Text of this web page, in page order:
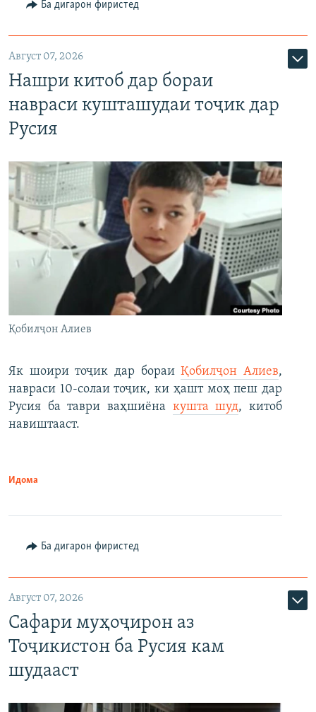
Ба дигарон фиристед
Август 07, 2026
Нашри китоб дар бораи
навраси кушташудаи тоҷик дар
Русия
Қобилҷон Алиев
Як шоири тоҷик дар бораиҚобилҷон Алиев,
навраси 10-солаи тоҷик, ки ҳашт моҳ пеш дар
Русия ба таври ваҳшиёна кушта шуд, китоб
навиштааст.
Идома
Ба дигарон фиристед
Август 07, 2026
Сафари муҳоҷирон аз
Тоҷикистон ба Русия кам
шудааст